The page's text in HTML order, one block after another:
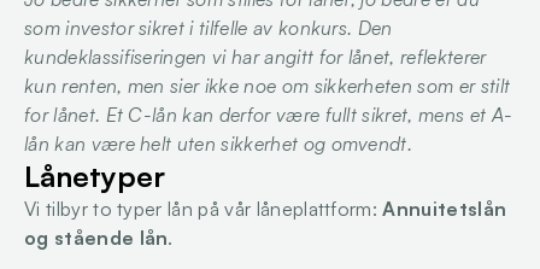
som investor sikret i tilfelle av konkurs. Den
kundeklassifiseringen vi har angitt for lånet, reflekterer
kun renten, men sier ikke noe om sikkerheten som er stilt
for lånet. Et C-lån kan derfor være fullt sikret, mens et A-
lån kan være helt uten sikkerhet og omvendt.
Lånetyper
Vi tilbyr to typer lån på vår låneplattform: Annuitetslån
og stående lån.